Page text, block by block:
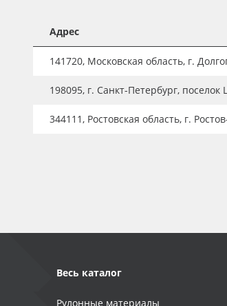
Плёнка монтажная Oratape
ПЭТ листовой
ПЭТ бэклит
Адрес
141720, Московская область, г.
198095, г. Санкт-Петербург,
344111, Ростовская область, г.
Весь каталог
Рулонные материалы